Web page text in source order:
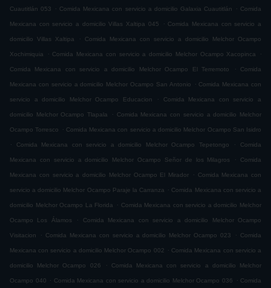
Cuautitlán 053 . Comida Mexicana con servicio a domicilio Galaxia Cuautitlán . Comida
Mexicana con servicio a domicilio Villas Xaltipa 045 . Comida Mexicana con servicio a
domicilio Villas Xaltipa . Comida Mexicana con servicio a domicilio Melchor Ocampo
Xochimiquia . Comida Mexicana con servicio a domicilio Melchor Ocampo Xacopinca .
Comida Mexicana con servicio a domicilio Melchor Ocampo El Terremoto . Comida
Mexicana con servicio a domicilio Melchor Ocampo San Antonio . Comida Mexicana con
servicio a domicilio Melchor Ocampo Educacion . Comida Mexicana con servicio a
domicilio Melchor Ocampo Tlapala . Comida Mexicana con servicio a domicilio Melchor
Ocampo Torresco . Comida Mexicana con servicio a domicilio Melchor Ocampo San Isidro
.
Comida Mexicana con servicio a domicilio Melchor Ocampo Tepetongo . Comida
Mexicana con servicio a domicilio Melchor Ocampo Señor de los Milagros . Comida
Mexicana con servicio a domicilio Melchor Ocampo El Mirador . Comida Mexicana con
servicio a domicilio Melchor Ocampo Paraje la Carranza . Comida Mexicana con servicio a
domicilio Melchor Ocampo La Florida . Comida Mexicana con servicio a domicilio Melchor
Ocampo Los Álamos . Comida Mexicana con servicio a domicilio Melchor Ocampo
Visitacion . Comida Mexicana con servicio a domicilio Melchor Ocampo 023 . Comida
Mexicana con servicio a domicilio Melchor Ocampo 002 . Comida Mexicana con servicio a
domicilio Melchor Ocampo 026 . Comida Mexicana con servicio a domicilio Melchor
Ocampo 040 . Comida Mexicana con servicio a domicilio Melchor Ocampo 036 . Comida